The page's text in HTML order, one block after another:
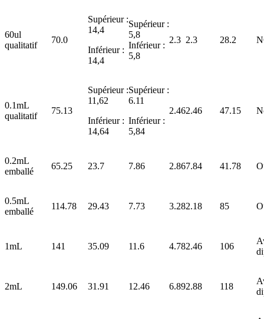
60ul
qualitatif
70.0
Supérieur :
14,4
Inférieur :
14,4
Supérieur :
5,8
Inférieur :
5,8
2.3 2.3 28.2
0.1mL
qualitatif
75.13
Supérieur :
11,62
Inférieur :
14,64
Supérieur :
6.11
Inférieur :
5,84
2.462.46 47.15
0.2mL
emballé
65.25 23.7 7.86 2.867.84 41.78
0.5mL
emballé
114.78 29.43 7.73 3.282.18 85
1mL 141 35.09 11.6 4.782.46 106
2mL 149.06 31.91 12.46 6.892.88 118